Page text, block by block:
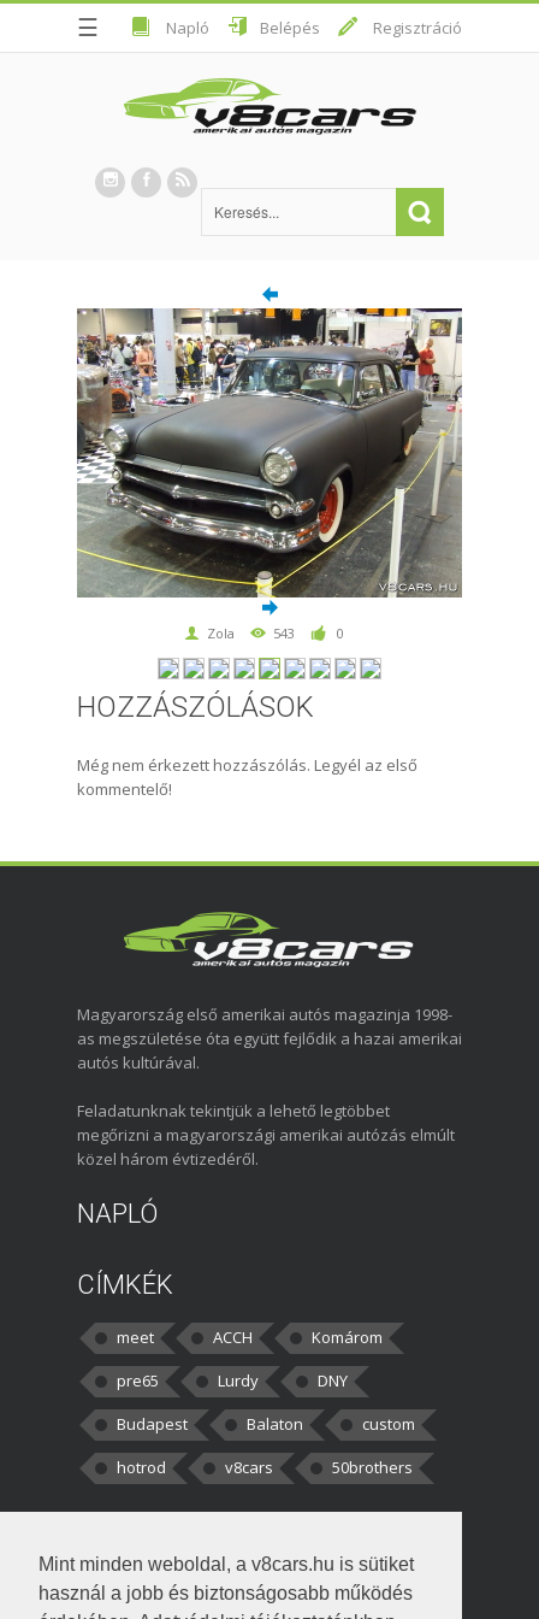
Mint minden weboldal, a v8cars.hu is sütiket
használ a jobb és biztonságosabb működés
☰ Napló Belépés Regisztráció
Zola 543 0
HOZZÁSZÓLÁSOK
Még nem érkezett hozzászólás. Legyél az első
kommentelő!
Magyarország első amerikai autós magazinja 1998-
as megszületése óta együtt fejlődik a hazai amerikai
autós kultúrával.
Feladatunknak tekintjük a lehető legtöbbet
megőrizni a magyarországi amerikai autózás elmúlt
közel három évtizedéről.
NAPLÓ
CÍMKÉK
meet ACCH
Komárom
pre65
Lurdy
DNY
Budapest
Balaton
custom
hotrod
v8cars 50brothers
kortisz:Elszúrtam! Én csak két
darabbaal számoltam. Nem tudtam, hogy fél autót,